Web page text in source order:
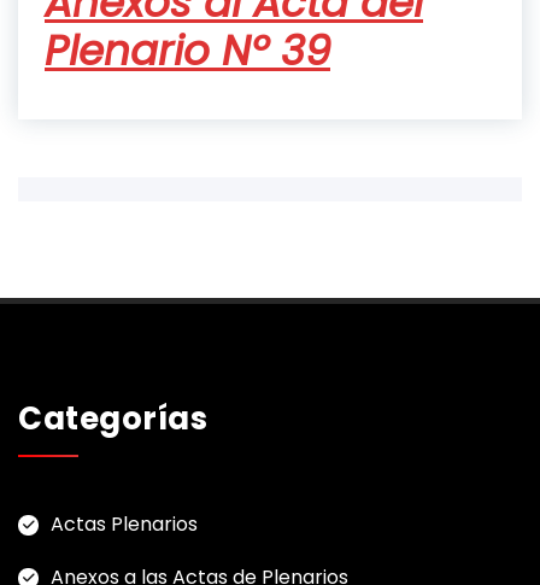
Plenario Nº 39
Categorías
Actas Plenarios
Anexos a las Actas de Plenarios